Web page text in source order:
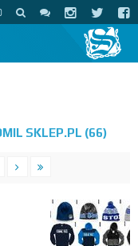
SKLEP.PL (66)